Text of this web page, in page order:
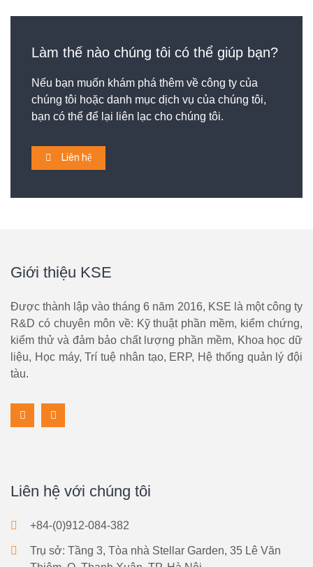
Làm thế nào chúng tôi có thể giúp bạn?
Nếu bạn muốn khám phá thêm về công ty của
chúng tôi hoặc danh mục dịch vụ của chúng tôi,
bạn có thể để lại liên lạc cho chúng tôi.
Liên hệ
Giới thiệu KSE
Được thành lập vào tháng 6 năm 2016, KSE là một công ty
R&D có chuyên môn về: Kỹ thuật phần mềm, kiểm chứng,
kiểm thử và đảm bảo chất lượng phần mềm, Khoa học dữ
liệu, Học máy, Trí tuệ nhân tạo, ERP, Hệ thống quản lý đội
tàu.
Liên hệ với chúng tôi
+84-(0)912-084-382
Trụ sở: Tầng 3, Tòa nhà Stellar Garden, 35 Lê Văn